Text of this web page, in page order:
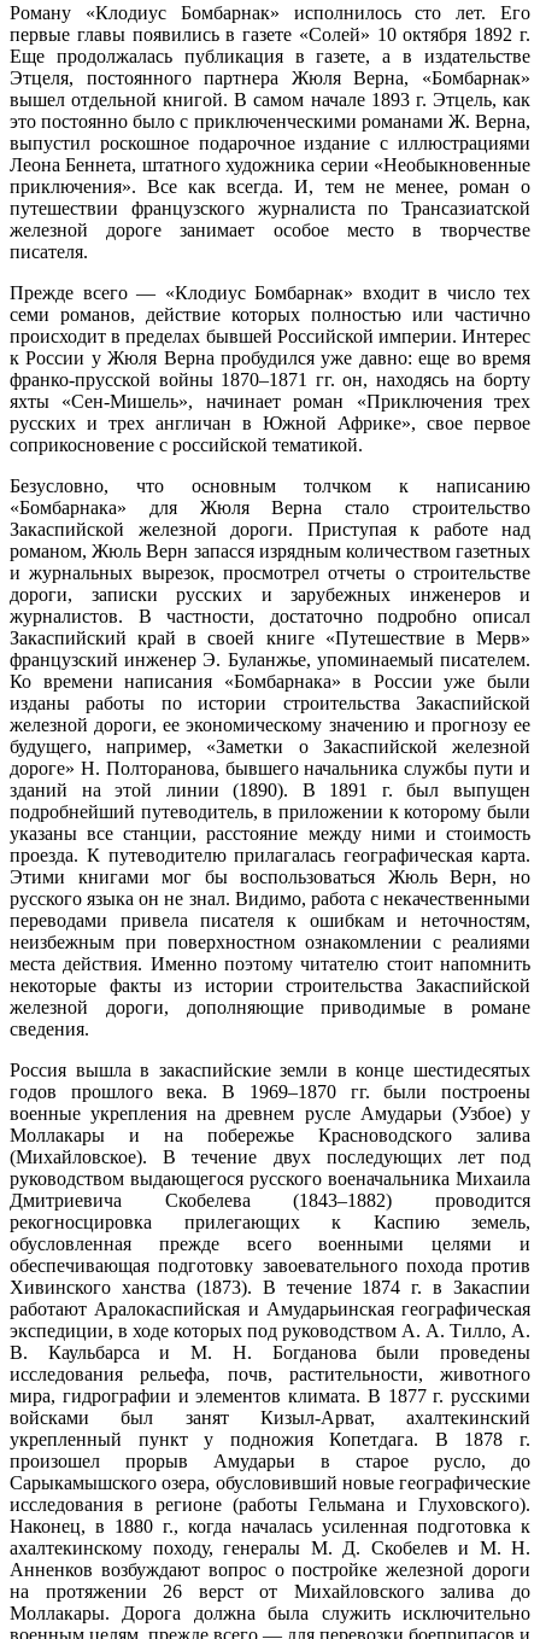
Роману «Клодиус Бомбарнак» исполнилось сто лет. Его
первые главы появились в газете «Солей» 10 октября 1892 г.
Еще продолжалась публикация в газете, а в издательстве
Этцеля, постоянного партнера Жюля Верна, «Бомбарнак»
вышел отдельной книгой. В самом начале 1893 г. Этцель, как
это постоянно было с приключенческими романами Ж. Верна,
выпустил роскошное подарочное издание с иллюстрациями
Леона Беннета, штатного художника серии «Необыкновенные
приключения». Все как всегда. И, тем не менее, роман о
путешествии французского журналиста по Трансазиатской
железной дороге занимает особое место в творчестве
писателя.
Прежде всего — «Клодиус Бомбарнак» входит в число тех
семи романов, действие которых полностью или частично
происходит в пределах бывшей Российской империи. Интерес
к России у Жюля Верна пробудился уже давно: еще во время
франко-прусской войны 1870–1871 гг. он, находясь на борту
яхты «Сен-Мишель», начинает роман «Приключения трех
русских и трех англичан в Южной Африке», свое первое
соприкосновение с российской тематикой.
Безусловно, что основным толчком к написанию
«Бомбарнака» для Жюля Верна стало строительство
Закаспийской железной дороги. Приступая к работе над
романом, Жюль Верн запасся изрядным количеством газетных
и журнальных вырезок, просмотрел отчеты о строительстве
дороги, записки русских и зарубежных инженеров и
журналистов. В частности, достаточно подробно описал
Закаспийский край в своей книге «Путешествие в Мерв»
французский инженер Э. Буланжье, упоминаемый писателем.
Ко времени написания «Бомбарнака» в России уже были
изданы работы по истории строительства Закаспийской
железной дороги, ее экономическому значению и прогнозу ее
будущего, например, «Заметки о Закаспийской железной
дороге» Н. Полторанова, бывшего начальника службы пути и
зданий на этой линии (1890). В 1891 г. был выпущен
подробнейший путеводитель, в приложении к которому были
указаны все станции, расстояние между ними и стоимость
проезда. К путеводителю прилагалась географическая карта.
Этими книгами мог бы воспользоваться Жюль Верн, но
русского языка он не знал. Видимо, работа с некачественными
переводами привела писателя к ошибкам и неточностям,
неизбежным при поверхностном ознакомлении с реалиями
места действия. Именно поэтому читателю стоит напомнить
некоторые факты из истории строительства Закаспийской
железной дороги, дополняющие приводимые в романе
сведения.
Россия вышла в закаспийские земли в конце шестидесятых
годов прошлого века. В 1969–1870 гг. были построены
военные укрепления на древнем русле Амударьи (Узбое) у
Моллакары и на побережье Красноводского залива
(Михайловское). В течение двух последующих лет под
руководством выдающегося русского военачальника Михаила
Дмитриевича Скобелева (1843–1882) проводится
рекогносцировка прилегающих к Каспию земель,
обусловленная прежде всего военными целями и
обеспечивающая подготовку завоевательного похода против
Хивинского ханства (1873). В течение 1874 г. в Закаспии
работают Аралокаспийская и Амударьинская географическая
экспедиции, в ходе которых под руководством А. А. Тилло, А.
В. Каульбарса и M. H. Богданова были проведены
исследования рельефа, почв, растительности, животного
мира, гидрографии и элементов климата. В 1877 г. русскими
войсками был занят Кизыл-Арват, ахалтекинский
укрепленный пункт у подножия Копетдага. В 1878 г.
произошел прорыв Амударьи в старое русло, до
Сарыкамышского озера, обусловивший новые географические
исследования в регионе (работы Гельмана и Глуховского).
Наконец, в 1880 г., когда началась усиленная подготовка к
ахалтекинскому походу, генералы М. Д. Скобелев и M. H.
Анненков возбуждают вопрос о постройке железной дороги
на протяжении 26 верст от Михайловского залива до
Моллакары. Дорога должна была служить исключительно
военным целям, прежде всего — для перевозки боеприпасов и